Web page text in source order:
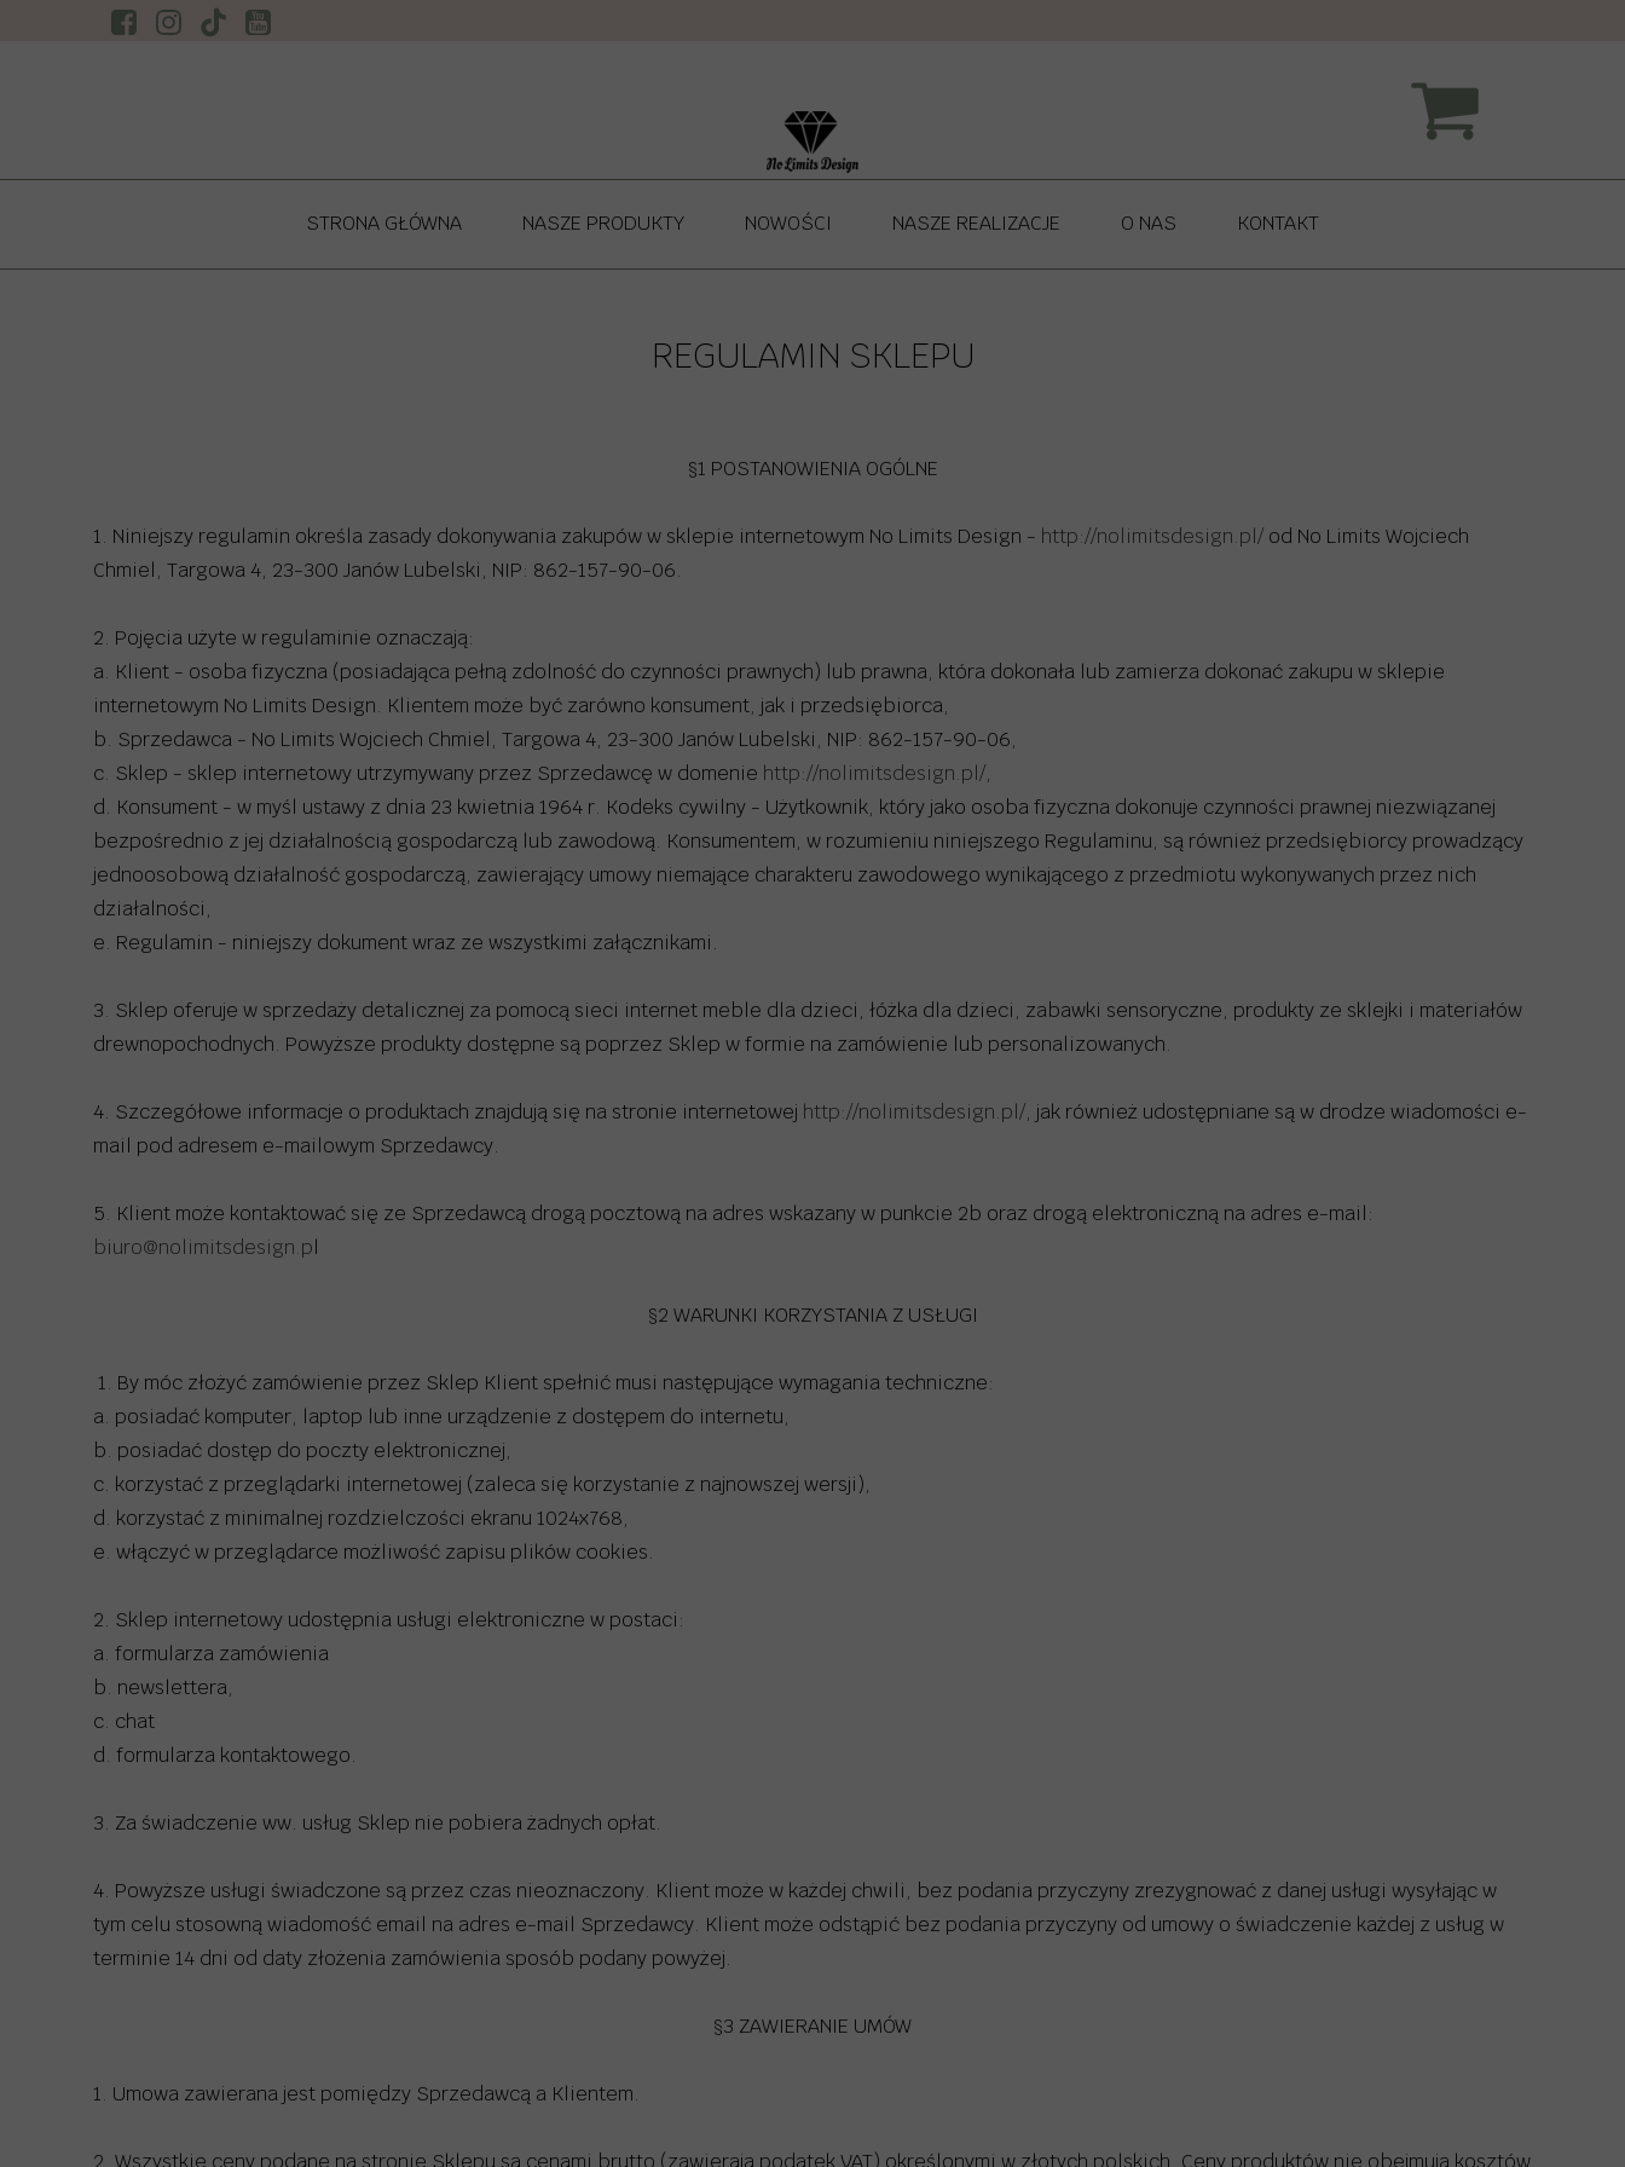
REGULAMIN SKLEPU
STRONA GŁÓWNA NASZE PRODUKTY
NO LIMITS DESIGN - ŁÓŻKA DLA DZIECI
NO LIMITS DESIGN - BUJAK MONTESSORI
NO LIMITS DRSIGN-SKRZYNIE NA ZABAWKI
NOWOŚCI NASZE REALIZACJE O NAS KONTAKT
§1 POSTANOWIENIA OGÓLNE
1. Niniejszy regulamin określa zasady dokonywania zakupów w sklepie internetowym No Limits Design - http://nolimitsdesign.pl/ od No Limits Wojciech
Chmiel, Targowa 4, 23-300 Janów Lubelski, NIP: 862-157-90-06.
2. Pojęcia użyte w regulaminie oznaczają:
a. Klient - osoba fizyczna (posiadająca pełną zdolność do czynności prawnych) lub prawna, która dokonała lub zamierza dokonać zakupu w sklepie
internetowym No Limits Design. Klientem może być zarówno konsument, jak i przedsiębiorca,
b. Sprzedawca - No Limits Wojciech Chmiel, Targowa 4, 23-300 Janów Lubelski, NIP: 862-157-90-06,
c. Sklep - sklep internetowy utrzymywany przez Sprzedawcę w domenie http://nolimitsdesign.pl/,
d. Konsument - w myśl ustawy z dnia 23 kwietnia 1964 r. Kodeks cywilny - Użytkownik, który jako osoba fizyczna dokonuje czynności prawnej niezwiązanej
bezpośrednio z jej działalnością gospodarczą lub zawodową. Konsumentem, w rozumieniu niniejszego Regulaminu, są również przedsiębiorcy prowadzący
jednoosobową działalność gospodarczą, zawierający umowy niemające charakteru zawodowego wynikającego z przedmiotu wykonywanych przez nich
działalności,
e. Regulamin - niniejszy dokument wraz ze wszystkimi załącznikami.
3. Sklep oferuje w sprzedaży detalicznej za pomocą sieci internet meble dla dzieci, łóżka dla dzieci, zabawki sensoryczne, produkty ze sklejki i materiałów
drewnopochodnych. Powyższe produkty dostępne są poprzez Sklep w formie na zamówienie lub personalizowanych.
4. Szczegółowe informacje o produktach znajdują się na stronie internetowej http://nolimitsdesign.pl/, jak również udostępniane są w drodze wiadomości e-
mail pod adresem e-mailowym Sprzedawcy.
5. Klient może kontaktować się ze Sprzedawcą drogą pocztową na adres wskazany w punkcie 2b oraz drogą elektroniczną na adres e-mail:
biuro@nolimitsdesign.pl
§2 WARUNKI KORZYSTANIA Z USŁUGI
1. By móc złożyć zamówienie przez Sklep Klient spełnić musi następujące wymagania techniczne:
a. posiadać komputer, laptop lub inne urządzenie z dostępem do internetu,
b. posiadać dostęp do poczty elektronicznej,
c. korzystać z przeglądarki internetowej (zaleca się korzystanie z najnowszej wersji),
d. korzystać z minimalnej rozdzielczości ekranu 1024x768,
e. włączyć w przeglądarce możliwość zapisu plików cookies.
2. Sklep internetowy udostępnia usługi elektroniczne w postaci:
a. formularza zamówienia
b. newslettera,
c. chat
d. formularza kontaktowego.
3. Za świadczenie ww. usług Sklep nie pobiera żadnych opłat.
4. Powyższe usługi świadczone są przez czas nieoznaczony. Klient może w każdej chwili, bez podania przyczyny zrezygnować z danej usługi wysyłając w
tym celu stosowną wiadomość email na adres e-mail Sprzedawcy. Klient może odstąpić bez podania przyczyny od umowy o świadczenie każdej z usług w
terminie 14 dni od daty złożenia zamówienia sposób podany powyżej.
§3 ZAWIERANIE UMÓW
1. Umowa zawierana jest pomiędzy Sprzedawcą a Klientem.
2. Wszystkie ceny podane na stronie Sklepu są cenami brutto (zawierają podatek VAT) określonymi w złotych polskich. Ceny produktów nie obejmują kosztów